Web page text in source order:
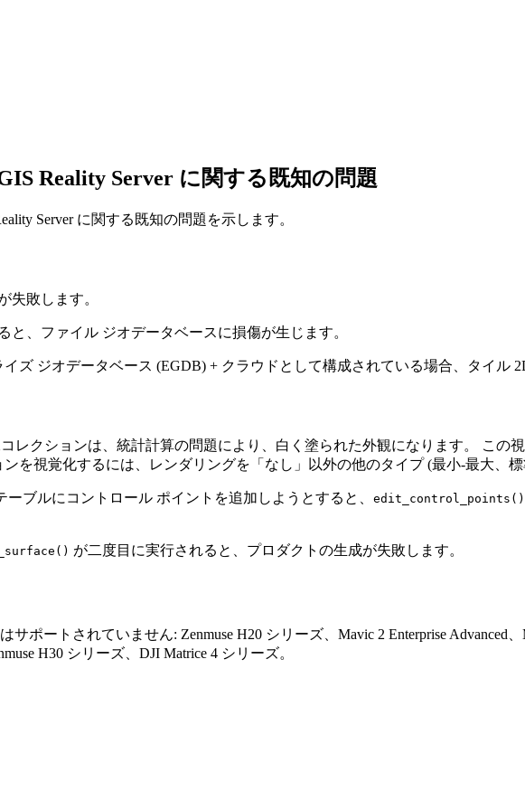
Reality Server に関する既知の問題
Server に関する既知の問題を示します。
失敗します。
と、ファイル ジオデータベースに損傷が生じます。
ズ ジオデータベース (EGDB) + クラウドとして構成されている場合、タイル
レクションは、統計計算の問題により、白く塗られた外観になります。 この
を視覚化するには、レンダリングを「なし」以外の他のタイプ (最小-最大、
ブルにコントロール ポイントを追加しようとすると、 edit_control_points()
が二度目に実行されると、プロダクトの生成が失敗します。
ポートされていません: Zenmuse H20 シリーズ、Mavic 2 Enterprise Advanced、
H30 シリーズ、DJI Matrice 4 シリーズ。